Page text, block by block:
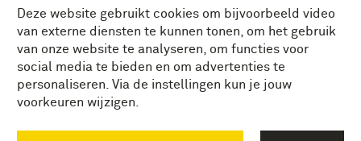
Deze website gebruikt cookies om bijvoorbeeld video
van externe diensten te kunnen tonen, om het gebruik
van onze website te analyseren, om functies voor
social media te bieden en om advertenties te
personaliseren. Via de instellingen kun je jouw
voorkeuren wijzigen.
In de zomervakantie ook op
maandag geopend